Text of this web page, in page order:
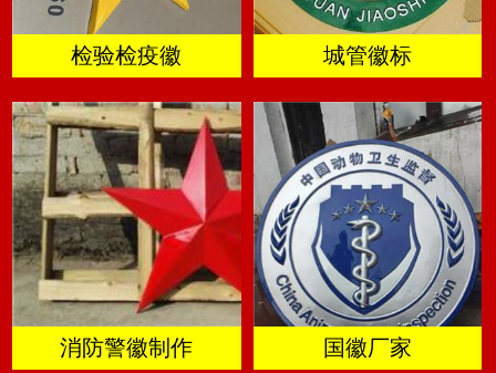
检验检疫徽 城管徽标
消防警徽制作 国徽厂家